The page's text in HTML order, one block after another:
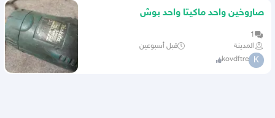
صاروخين واحد ماكيتا واحد بوش
1
المدينة
قبل أسبوعين
K
kovdftre